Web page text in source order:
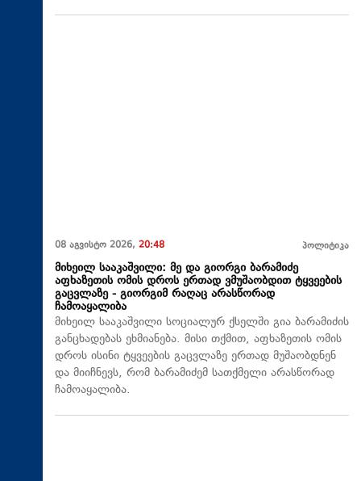
08 აგვისტო 2026, 20:48 პოლიტიკა
მიხეილ სააკაშვილი: მე და გიორგი ბარამიძე
აფხაზეთის ომის დროს ერთად ვმუშაობდით ტყვეების
გაცვლაზე - გიორგიმ რაღაც არასწორად
ჩამოაყალიბა
მიხეილ სააკაშვილი სოციალურ ქსელში გია ბარამიძის
განცხადებას ეხმიანება. მისი თქმით, აფხაზეთის ომის
დროს ისინი ტყვეების გაცვლაზე ერთად მუშაობდნენ
და მიიჩნევს, რომ ბარამიძემ სათქმელი არასწორად
ჩამოაყალიბა.